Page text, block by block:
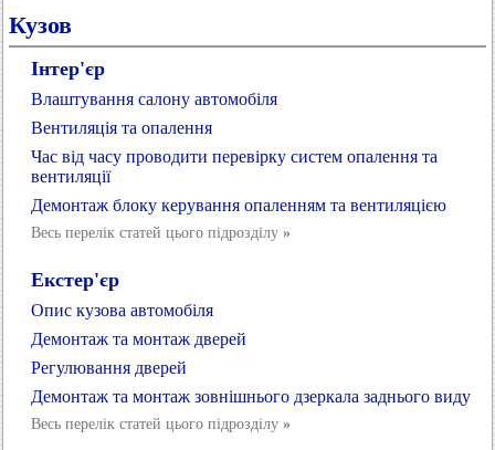
Кузов
Інтер'єр
Влаштування салону автомобіля
Вентиляція та опалення
Час від часу проводити перевірку систем опалення та
вентиляції
Демонтаж блоку керування опаленням та вентиляцією
Весь перелік статей цього підрозділу »
Екстер'єр
Опис кузова автомобіля
Демонтаж та монтаж дверей
Регулювання дверей
Демонтаж та монтаж зовнішнього дзеркала заднього виду
Весь перелік статей цього підрозділу »